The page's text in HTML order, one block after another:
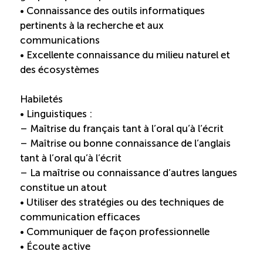
• Connaissance des outils informatiques
pertinents à la recherche et aux
communications
• Excellente connaissance du milieu naturel et
des écosystèmes
Habiletés
• Linguistiques :
– Maîtrise du français tant à l’oral qu’à l’écrit
– Maîtrise ou bonne connaissance de l’anglais
tant à l’oral qu’à l’écrit
– La maîtrise ou connaissance d’autres langues
constitue un atout
• Utiliser des stratégies ou des techniques de
communication efficaces
• Communiquer de façon professionnelle
• Écoute active